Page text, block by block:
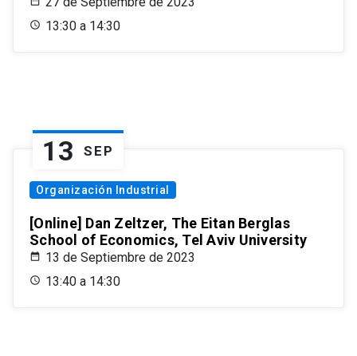
13:30 a 14:30
13 SEP
Organización Industrial
[Online] Dan Zeltzer, The Eitan Berglas
School of Economics, Tel Aviv University
13 de Septiembre de 2023
13:40 a 14:30